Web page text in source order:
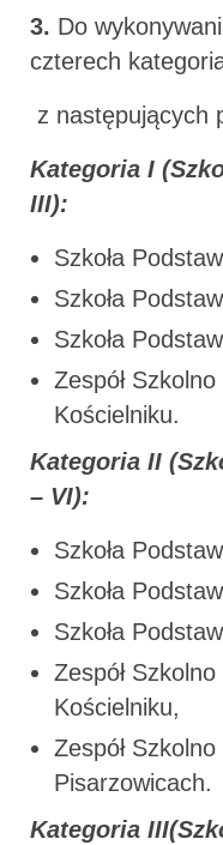
3. Do
czterech
z następujących
Kategoria I
III):
Szkoła
Szkoła
Szkoła
Zespół
Kościelniku.
Kategoria II
– VI):
Szkoła
Szkoła
Szkoła
Zespół
Kościelniku,
Zespół
Pisarzowicach.
Kategoria